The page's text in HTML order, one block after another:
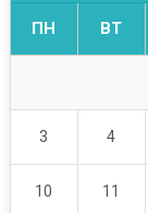
ПН ВТ
3 4
10 11